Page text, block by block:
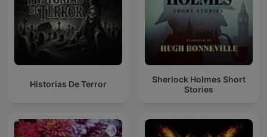
Historias De Terror
Sherlock Holmes Short
Stories